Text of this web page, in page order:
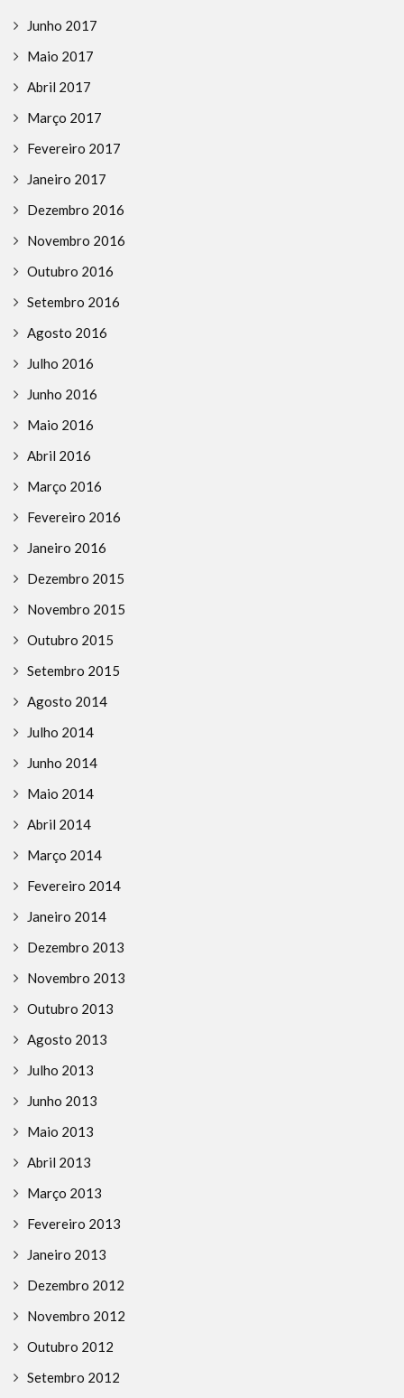
Junho 2017
Maio 2017
Abril 2017
Março 2017
Fevereiro 2017
Janeiro 2017
Dezembro 2016
Novembro 2016
Outubro 2016
Setembro 2016
Agosto 2016
Julho 2016
Junho 2016
Maio 2016
Abril 2016
Março 2016
Fevereiro 2016
Janeiro 2016
Dezembro 2015
Novembro 2015
Outubro 2015
Setembro 2015
Agosto 2014
Julho 2014
Junho 2014
Maio 2014
Abril 2014
Março 2014
Fevereiro 2014
Janeiro 2014
Dezembro 2013
Novembro 2013
Outubro 2013
Agosto 2013
Julho 2013
Junho 2013
Maio 2013
Abril 2013
Março 2013
Fevereiro 2013
Janeiro 2013
Dezembro 2012
Novembro 2012
Outubro 2012
Setembro 2012